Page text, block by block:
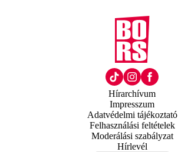
Hírarchívum
Impresszum
Adatvédelmi tájékoztató
Felhasználási feltételek
Moderálási szabályzat
Hírlevél